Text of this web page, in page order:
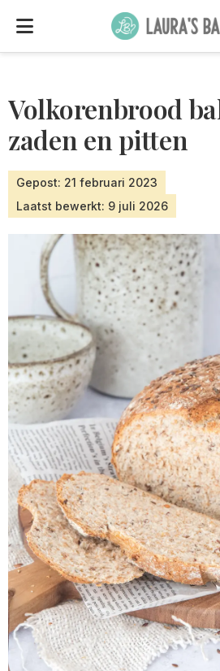
Volkorenbrood
zaden en pitten
Gepost: 21 februari 2023
Laatst bewerkt: 9 juli 2026